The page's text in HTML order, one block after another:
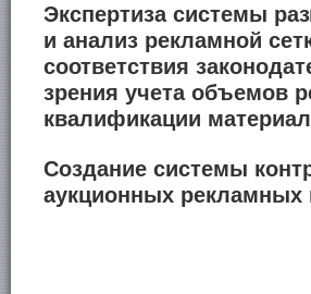
Экспертиза системы
и анализ рекламной
соответствия
зрения учета объемов
квалификации
Создание системы
аукционных рекламных